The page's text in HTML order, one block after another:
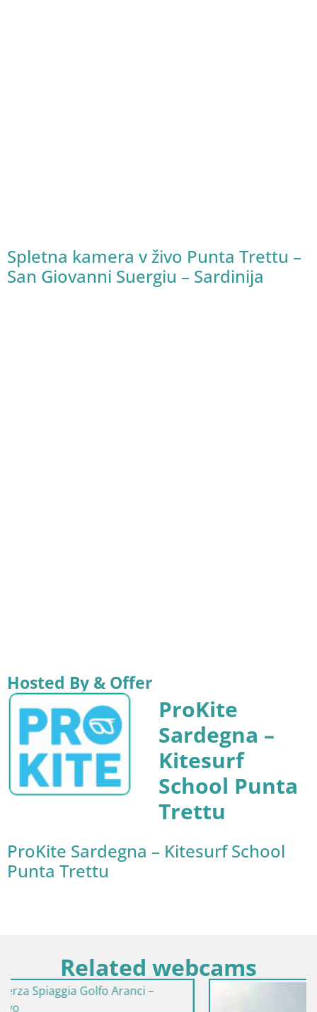
Spletna kamera v živo Punta Trettu –
San Giovanni Suergiu – Sardinija
Hosted By & Offer
ProKite
Sardegna –
Kitesurf
School Punta
Trettu
ProKite Sardegna – Kitesurf School
Punta Trettu
Related webcams